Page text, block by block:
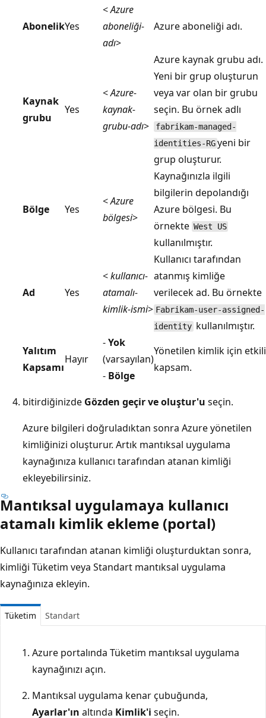
AbonelikYes
<Azure
aboneliği-
adı>
Azure aboneliği adı.
Kaynak
grubu
Yes
<Azure-
kaynak-
grubu-adı>
Azure kaynak grubu adı.
Yeni bir grup oluşturun
veya var olan bir grubu
seçin. Bu örnek adlı
fabrikam-managed-
identities-RGyeni bir
grup oluşturur.
Bölge Yes
<Azure
bölgesi>
Kaynağınızla ilgili
bilgilerin depolandığı
Azure bölgesi. Bu
örnekte West US
kullanılmıştır.
Ad Yes
<kullanıcı-
atamalı-
kimlik-ismi>
Kullanıcı tarafından
atanmış kimliğe
verilecek ad. Bu örnekte
Fabrikam-user-assigned-
identity kullanılmıştır.
Yalıtım
Kapsamı
Hayır
-Yok
(varsayılan)
- Bölge
Yönetilen kimlik için etkili
kapsam.
bitirdiğinizde Gözden geçir ve oluştur'u seçin.
Azure bilgileri doğruladıktan sonra Azure yönetilen
kimliğinizi oluşturur. Artık mantıksal uygulama
kaynağınıza kullanıcı tarafından atanan kimliği
ekleyebilirsiniz.
Mantıksal uygulamaya kullanıcı
atamalı kimlik ekleme (portal)
Kullanıcı tarafından atanan kimliği oluşturduktan sonra,
kimliği Tüketim veya Standart mantıksal uygulama
kaynağınıza ekleyin.
Tüketim Standart
Azure portalında Tüketim mantıksal uygulama
kaynağınızı açın.
Mantıksal uygulama kenar çubuğunda,
Ayarlar'ın altında Kimlik'i seçin.